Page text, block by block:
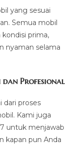
yang sesuai
Semua mobil
prima,
nyaman selama
dan Profesional
dari proses
Kami juga
untuk menjawab
kapan pun Anda